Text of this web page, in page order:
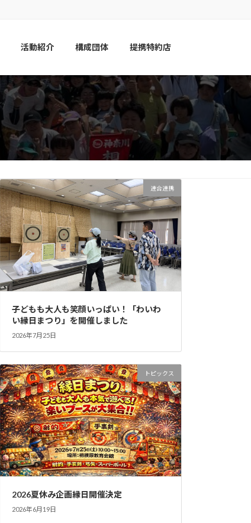
活動紹介 構成団体 提携特約店
連合連携
子どもも大人も笑顔いっぱい！「わいわ
い縁日まつり」を開催しました
2026年7月25日
トピックス
2026夏休み企画縁日開催決定
2026年6月19日